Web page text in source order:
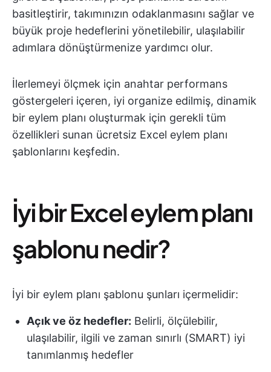
basitleştirir, takımınızın odaklanmasını sağlar ve
büyük proje hedeflerini yönetilebilir, ulaşılabilir
adımlara dönüştürmenize yardımcı olur.
İlerlemeyi ölçmek için anahtar performans
göstergeleri içeren, iyi organize edilmiş, dinamik
bir eylem planı oluşturmak için gerekli tüm
özellikleri sunan ücretsiz Excel eylem planı
şablonlarını keşfedin.
İyi bir Excel eylem planı
şablonu nedir?
İyi bir eylem planı şablonu şunları içermelidir:
Açık ve öz hedefler: Belirli, ölçülebilir,
ulaşılabilir, ilgili ve zaman sınırlı (SMART) iyi
tanımlanmış hedefler